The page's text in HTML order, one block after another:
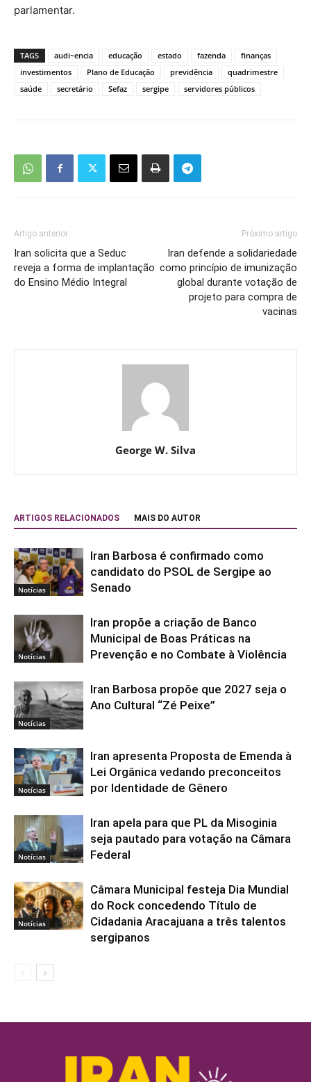
parlamentar.
TAGS audi~encia educação estado fazenda
finanças
investimentos
Plano de Educação previdência
quadrimestre
saúde
secretário Sefaz sergipe servidores públicos
Artigo anterior
Iran solicita que a Seduc
reveja a forma de implantação
do Ensino Médio Integral
Próximo artigo
Iran defende a solidariedade
como princípio de imunização
global durante votação de
projeto para compra de
vacinas
George W. Silva
ARTIGOS RELACIONADOS MAIS DO AUTOR
Notícias
Iran Barbosa é confirmado como
candidato do PSOL de Sergipe ao
Senado
Notícias
Iran propõe a criação de Banco
Municipal de Boas Práticas na
Prevenção e no Combate à Violência
Notícias
Iran Barbosa propõe que 2027 seja o
Ano Cultural “Zé Peixe”
Notícias
Iran apresenta Proposta de Emenda à
Lei Orgânica vedando preconceitos
por Identidade de Gênero
Notícias
Iran apela para que PL da Misoginia
seja pautado para votação na Câmara
Federal
Notícias
Câmara Municipal festeja Dia Mundial
do Rock concedendo Título de
Cidadania Aracajuana a três talentos
sergipanos